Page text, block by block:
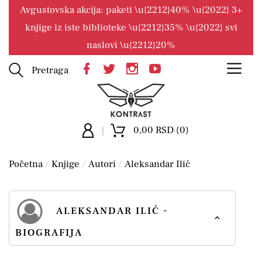
Avgustovska akcija: paketi \u{2212}40% \u{2022} 3+
knjige iz iste biblioteke \u{2212}35% \u{2022} svi
naslovi \u{2212}20%
Pretraga
0,00 RSD (0)
Početna Knjige Autori Aleksandar Ilić
ALEKSANDAR ILIĆ -
BIOGRAFIJA